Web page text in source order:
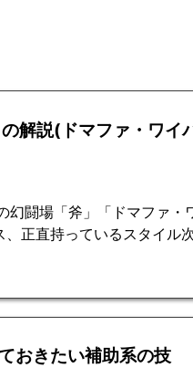
解説(ドマファ・ワイ
幻闘場「斧」「ドマファ・
正直持っているスタイル
おきたい補助系の技